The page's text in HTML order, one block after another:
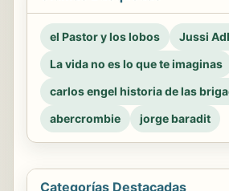
el Pastor y los lobos
Jussi
La vida no es lo que te imaginas
carlos engel historia de las
abercrombie
jorge baradit
Categorías Destacadas